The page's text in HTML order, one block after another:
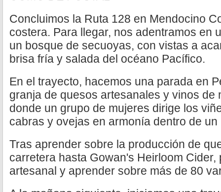
Concluimos la Ruta 128 en Mendocino
costera. Para llegar, nos adentramos en
un bosque de secuoyas, con vistas a
brisa fría y salada del océano Pacífico.
En el trayecto, hacemos una parada en
granja de quesos artesanales y vinos de
donde un grupo de mujeres dirige los
cabras y ovejas en armonía dentro de
Tras aprender sobre la producción de
carretera hasta Gowan's Heirloom
artesanal y aprender sobre más de 80